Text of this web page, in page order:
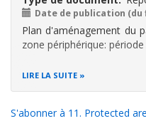
Date de publication (du
Plan d'aménagement du
zone périphérique:
LIRE LA SUITE
S'abonner à 11. Protected